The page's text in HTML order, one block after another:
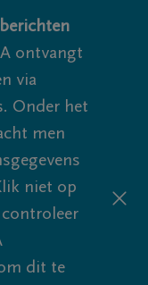
ontvangt
via
Onder het
men
niet op
dit te